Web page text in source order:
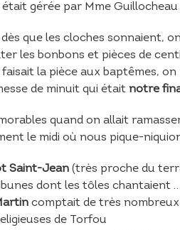
était gérée par Mme
dès que les cloches sonnaient,
les bonbons et pièces de
faisait la pièce aux baptêmes,
de minuit qui était notre
quand on allait
le midi où nous pique-
Saint-Jean (très proche du
dont les tôles chantaient …
comptait de très nombreux
de Torfou